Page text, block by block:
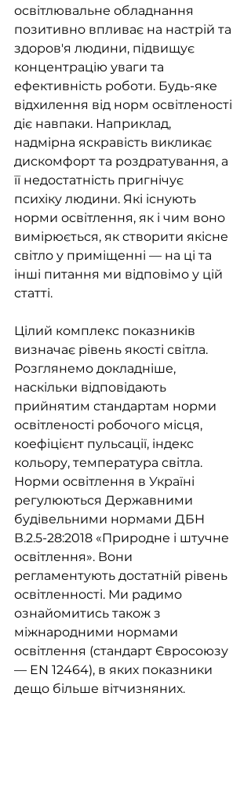
освітлювальне обладнання
позитивно впливає на настрій та
здоров'я людини, підвищує
концентрацію уваги та
ефективність роботи. Будь-яке
відхилення від норм освітленості
діє навпаки. Наприклад,
надмірна яскравість викликає
дискомфорт та роздратування, а
її недостатність пригнічує
психіку людини. Які існують
норми освітлення, як і чим воно
вимірюється, як створити якісне
світло у приміщенні — на ці та
інші питання ми відповімо у цій
статті.
Цілий комплекс показників
визначає рівень якості світла.
Розглянемо докладніше,
наскільки відповідають
прийнятим стандартам норми
освітленості робочого місця,
коефіцієнт пульсації, індекс
кольору, температура світла.
Норми освітлення в Україні
регулюються Державними
будівельними нормами ДБН
В.2.5-28:2018 «Природне і штучне
освітлення». Вони
регламентують достатній рівень
освітленності. Ми радимо
ознайомитись також з
міжнародними нормами
освітлення (стандарт Євросоюзу
— EN 12464), в яких показники
дещо більше вітчизняних.